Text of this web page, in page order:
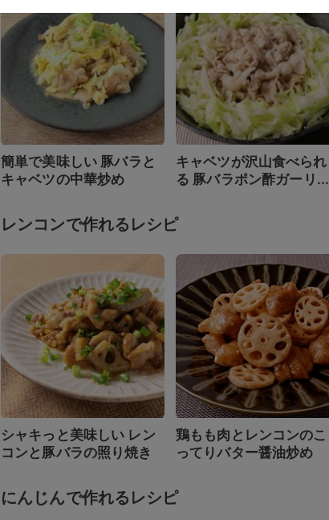
簡単で美味しい 豚バラと
キャベツの中華炒め
キャベツが沢山食べられ
る 豚バラポン酢ガーリ...
レンコンで作れるレシピ
シャキっと美味しい レン
コンと豚バラの照り焼き
鶏もも肉とレンコンのこ
ってりバター醤油炒め
にんじんで作れるレシピ